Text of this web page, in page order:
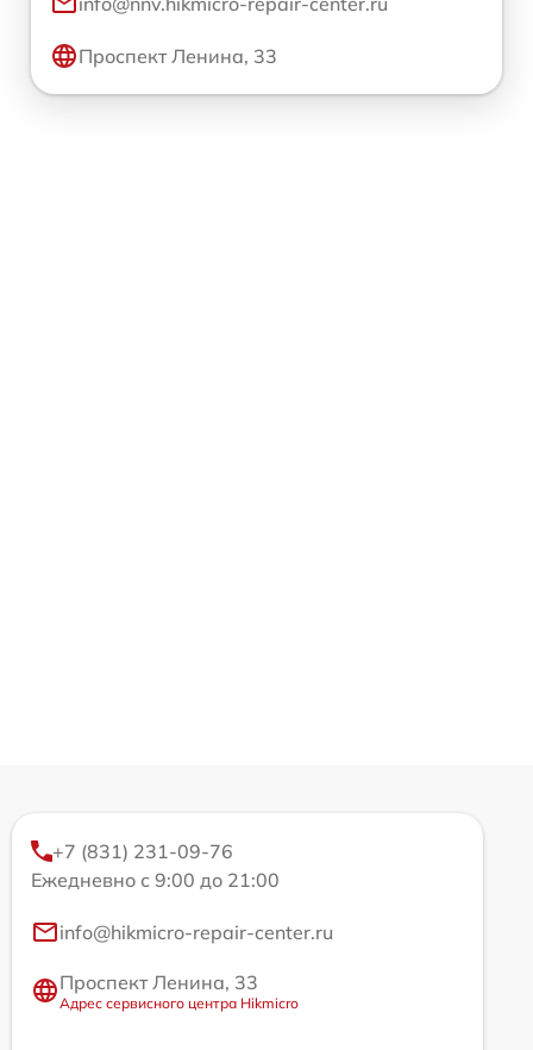
Проспект Ленина, 33
+7 (831) 231-09-76
Ежедневно с 9:00 до 21:00
info@hikmicro-repair-center.ru
Проспект Ленина, 33
Адрес сервисного центра Hikmicro